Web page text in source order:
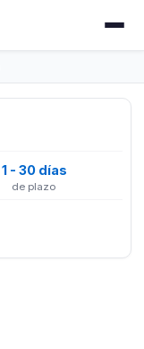
1 - 30 días
de plazo